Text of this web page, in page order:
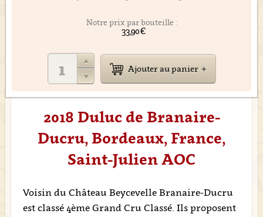
Notre prix par bouteille :
33,90 €
Ajouter au panier
2018 Duluc de Branaire-
Ducru, Bordeaux, France,
Saint-Julien AOC
Voisin du Château Beycevelle Branaire-Ducru
est classé 4ème Grand Cru Classé. Ils proposent